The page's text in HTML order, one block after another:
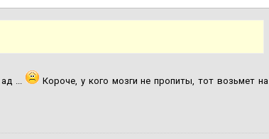
...
Короче, у кого мозги не пропиты, тот возьмет на